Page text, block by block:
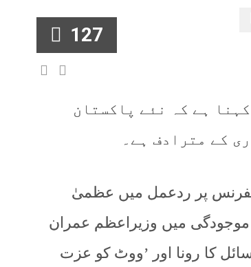
127
ہے کہ نئے پاکستان
کے مترادف ہے۔
پر ردعمل میں عظمیٰ
عمران خان کی موجودگی میں وزیراعظم عمران
کا رونا اور ’ووٹ کو عزت